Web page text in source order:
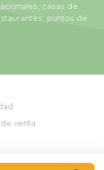
casas de
puntos de
venta